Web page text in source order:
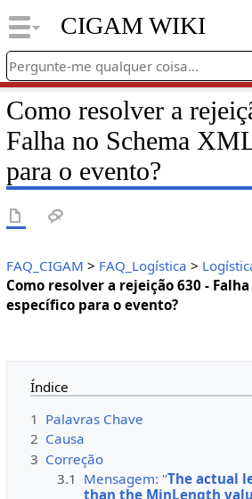
CIGAM WIKI
Como resolver a
Falha no Schema
para o evento?
FAQ_CIGAM > FAQ_Logística >
Como resolver a rejeição 630 - Falha
específico para o evento?
Índice
1 Palavras Chave
2 Causa
3 Correção
3.1 Mensagem: "The actual
than the MinLength